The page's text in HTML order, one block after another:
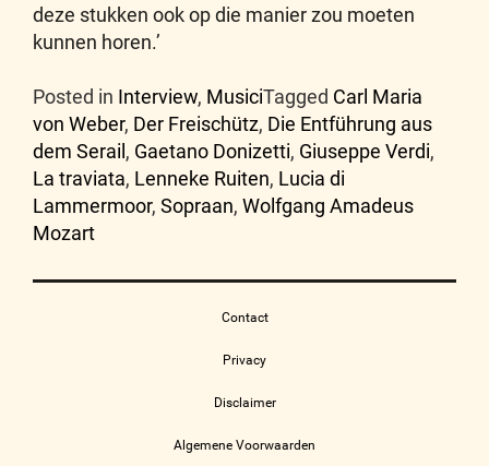
deze stukken ook op die manier zou moeten
kunnen horen.’
Posted in Interview, MusiciTagged Carl Maria
von Weber, Der Freischütz, Die Entführung aus
dem Serail, Gaetano Donizetti, Giuseppe Verdi,
La traviata, Lenneke Ruiten, Lucia di
Lammermoor, Sopraan, Wolfgang Amadeus
Mozart
Contact
Privacy
Disclaimer
Algemene Voorwaarden